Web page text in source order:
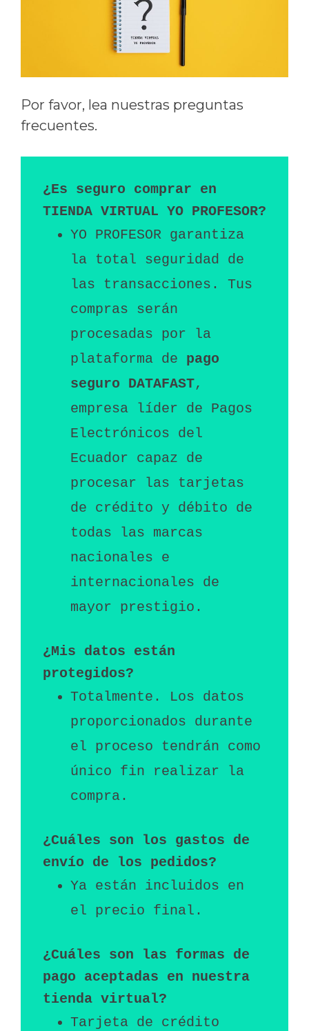
Por favor, lea nuestras preguntas
frecuentes.
¿Es seguro comprar en
YO PROFESOR garantiza
la total seguridad de
las transacciones. Tus
compras serán
procesadas por la
plataforma de pago
seguro DATAFAST,
empresa líder de Pagos
Electrónicos del
Ecuador capaz de
procesar las tarjetas
de crédito y débito de
todas las marcas
nacionales e
internacionales de
mayor prestigio.
¿Mis datos están
protegidos?
Totalmente. Los datos
proporcionados durante
el proceso tendrán como
único fin realizar la
compra.
¿Cuáles son los gastos de
envío de los pedidos?
Ya están incluidos en
el precio final.
¿Cuáles son las formas de
pago aceptadas en nuestra
tienda virtual?
Tarjeta de crédito